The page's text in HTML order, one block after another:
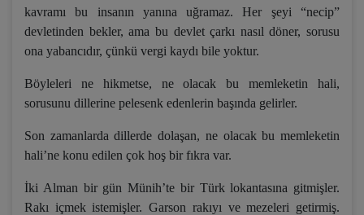
kavramı bu insanın yanına uğramaz. Her şeyi “necip”
devletinden bekler, ama bu devlet çarkı nasıl döner, sorusu
ona yabancıdır, çünkü vergi kaydı bile yoktur.
Böyleleri ne hikmetse, ne olacak bu memleketin hali,
sorusunu dillerine pelesenk edenlerin başında gelirler.
Son zamanlarda dillerde dolaşan, ne olacak bu memleketin
hali’ne konu edilen çok hoş bir fıkra var.
İki Alman bir gün Münih’te bir Türk lokantasına gitmişler.
Rakı içmek istemişler. Garson rakıyı ve mezeleri getirmiş.